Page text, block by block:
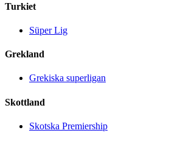
Turkiet
Süper Lig
Grekland
Grekiska superligan
Skottland
Skotska Premiership